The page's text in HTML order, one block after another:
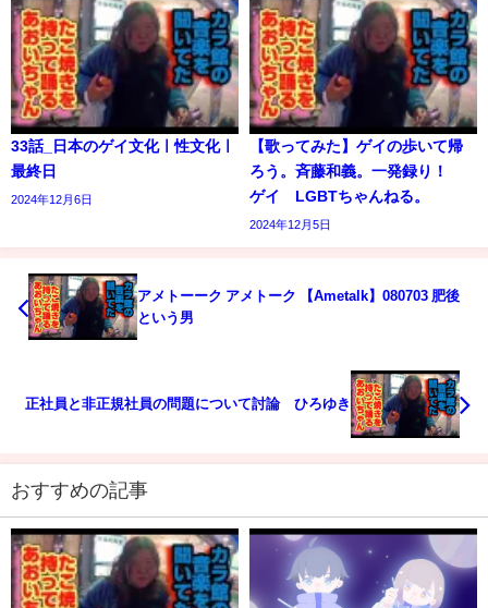
33話_日本のゲイ文化ㅣ性文化ㅣ
最終日
2024年12月6日
【歌ってみた】ゲイの歩いて帰
ろう。斉藤和義。一発録り！
ゲイ LGBTちゃんねる。
2024年12月5日
アメトーーク アメトーク 【Ametalk】080703 肥後
という男
正社員と非正規社員の問題について討論 ひろゆき
おすすめの記事